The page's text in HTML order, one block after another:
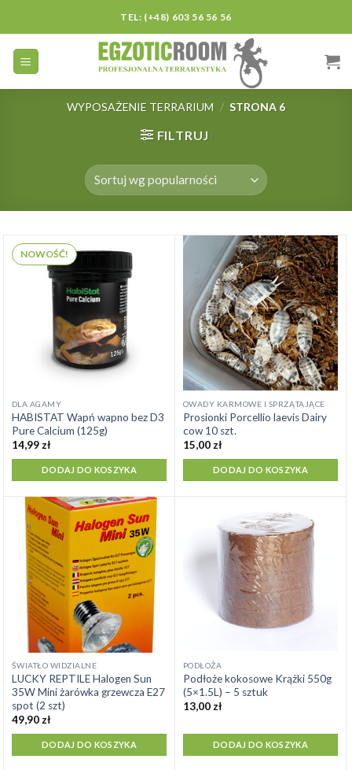
content
TEL: (+48) 603 56 56 56
WYPOSAŻENIE TERRARIUM / STRONA 6
FILTRUJ
NOWOŚĆ!
DLA AGAMY
HABISTAT Wapń wapno bez D3
Pure Calcium (125g)
14,99 zł
DODAJ DO KOSZYKA
OWADY KARMOWE I SPRZĄTAJĄCE
Prosionki Porcellio laevis Dairy
cow 10 szt.
15,00 zł
DODAJ DO KOSZYKA
ŚWIATŁO WIDZIALNE
LUCKY REPTILE Halogen Sun
35W Mini żarówka grzewcza E27
spot (2 szt)
49,90zł
DODAJ DO KOSZYKA
PODŁOŻA
Podłoże kokosowe Krążki 550g
(5×1.5L) – 5 sztuk
13,00zł
DODAJ DO KOSZYKA